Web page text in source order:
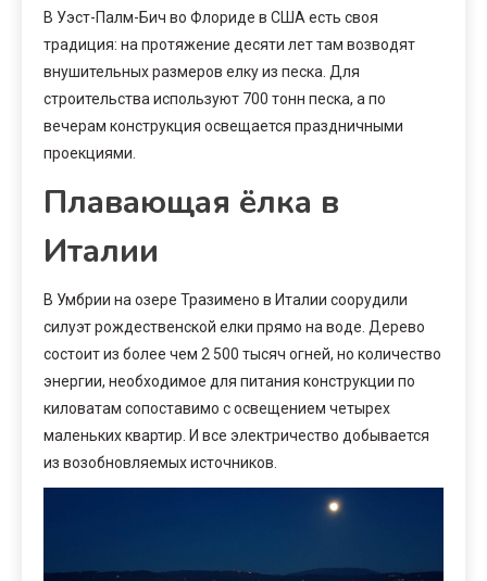
В Уэст-Палм-Бич во Флориде в США есть своя
традиция: на протяжение десяти лет там возводят
внушительных размеров елку из песка. Для
строительства используют 700 тонн песка, а по
вечерам конструкция освещается праздничными
проекциями.
Плавающая ёлка в
Италии
В Умбрии на озере Тразимено в Италии соорудили
силуэт рождественской елки прямо на воде. Дерево
состоит из более чем 2 500 тысяч огней, но количество
энергии, необходимое для питания конструкции по
киловатам сопоставимо с освещением четырех
маленьких квартир. И все электричество добывается
из возобновляемых источников.